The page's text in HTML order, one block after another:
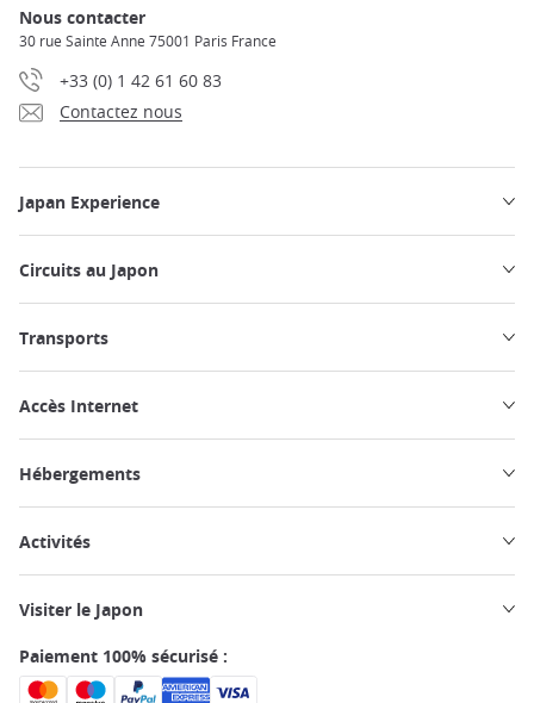
Nous contacter
30 rue Sainte Anne 75001 Paris France
+33 (0) 1 42 61 60 83
Contactez nous
Japan Experience
Circuits au Japon
Transports
Accès Internet
Hébergements
Activités
Visiter le Japon
Paiement 100% sécurisé :